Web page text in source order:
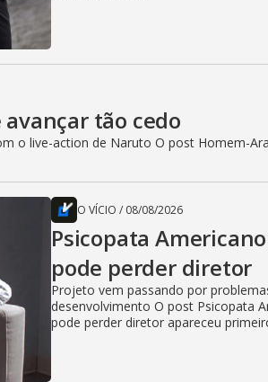
tão cedo
o live-action de Naruto O post Homem-
O VÍCIO / 08/08/2026
Psicopata
pode perder diretor
Projeto vem passando por
desenvolvimento O post Psicopata
pode perder diretor apareceu